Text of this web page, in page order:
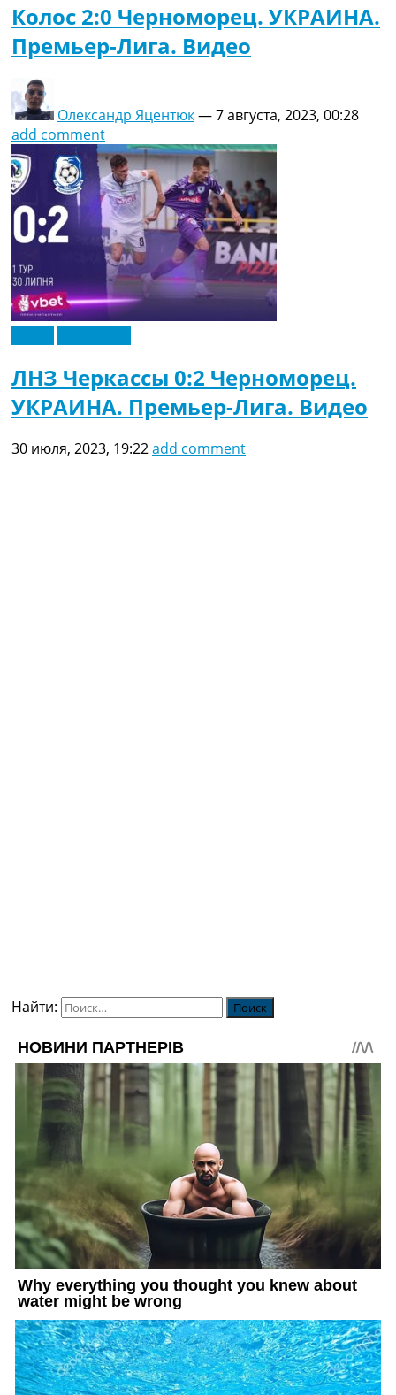
Колос 2:0 Черноморец. УКРАИНА.
Премьер-Лига. Видео
Олександр Яцентюк—7 августа, 2023, 00:28
add comment
ЛНЗ Черкассы 0:2 Черноморец.
УКРАИНА. Премьер-Лига. Видео
30 июля, 2023, 19:22add comment
Найти: